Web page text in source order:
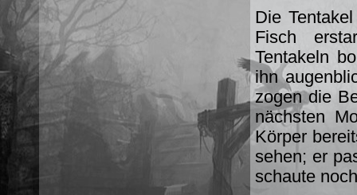
Die
Fisch
Tentakeln
ihn
zogen die
nächsten
Körper
sehen; er
schaute